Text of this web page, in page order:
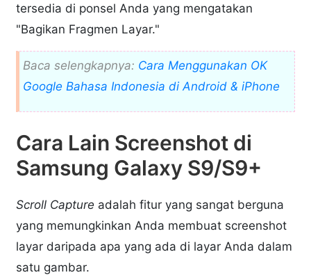
tersedia di ponsel Anda yang mengatakan
"Bagikan Fragmen Layar."
Baca selengkapnya: Cara Menggunakan OK
Google Bahasa Indonesia di Android & iPhone
Cara Lain Screenshot di
Samsung Galaxy S9/S9+
Scroll Capture adalah fitur yang sangat berguna
yang memungkinkan Anda membuat screenshot
layar daripada apa yang ada di layar Anda dalam
satu gambar.